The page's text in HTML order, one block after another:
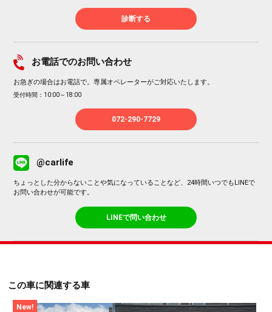
診断する
お電話でのお問い合わせ
お急ぎの場合はお電話で。専属オペレーターがご対応いたします。
受付時間：10:00～18:00
072-290-7729
@carlife
ちょっとした分からないことや気になっていることなど、24時間いつでもLINEで
お問い合わせが可能です。
LINEで問い合わせ
この車に関連する車
New!